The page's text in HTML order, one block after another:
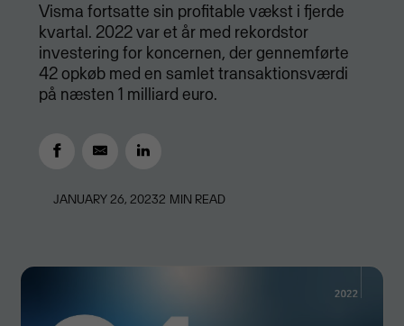
Visma fortsatte sin profitable vækst i fjerde
kvartal. 2022 var et år med rekordstor
investering for koncernen, der gennemførte
42 opkøb med en samlet transaktionsværdi
på næsten 1 milliard euro.
JANUARY 26, 20232 MIN READ